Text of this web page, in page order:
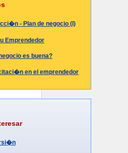
- Plan de negocio (I)
Emprendedor
es buena?
en el emprendedor